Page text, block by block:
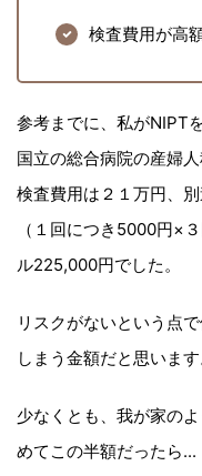
検査費用が高
参考までに、私がNIPT
国立の総合病院の産婦人
検査費用は２１万円、
（１回につき5000円×
ル225,000円でした。
リスクがないという点
しまう金額だと思います
少なくとも、我が家の
めてこの半額だったら...